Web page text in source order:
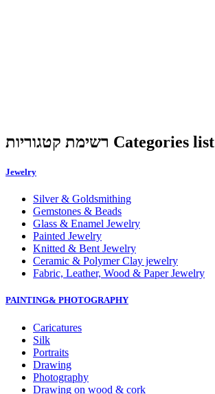
רשימת קטגוריות Categories list
Jewelry
Silver & Goldsmithing
Gemstones & Beads
Glass & Enamel Jewelry
Painted Jewelry
Knitted & Bent Jewelry
Ceramic & Polymer Clay jewelry
Fabric, Leather, Wood & Paper Jewelry
PAINTING& PHOTOGRAPHY
Caricatures
Silk
Portraits
Drawing
Photography
Drawing on wood & cork